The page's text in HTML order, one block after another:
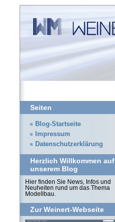
Seiten
Blog-Startseite
Impressum
Datenschutzerklärung
Herzlich Willkommen auf
unserem Blog
Hier finden Sie News, Infos und
Neuheiten rund um das Thema
Modellbau.
Zur Weinert-Webseite